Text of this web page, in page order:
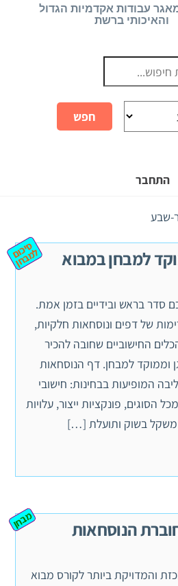
עבודות אקדמיות הגדול
והאיכותי ברשת
התחבר
שבע
למבחן במבוא
ס
יכ
ום ל
מ
ב
ח
ן
סדר בראש ובידיים בזמן אמת.
של דפים ונוסחאות חלקיות,
החישוביים שחובה להכיר
וממוקד למבחן. דף הנוסחאות
המופיעות בבחינות: חישובי
הסוגים, פונקציות ייצור, עלויות
משקל בשוק ותועלת […]
הנוסחאות
מבחן
והמדויקת ביותר לקורס מבוא